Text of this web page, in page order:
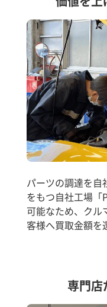
パーツの調達を自
をもつ自社工場「
可能なため、クル
客様へ買取金額を
専門